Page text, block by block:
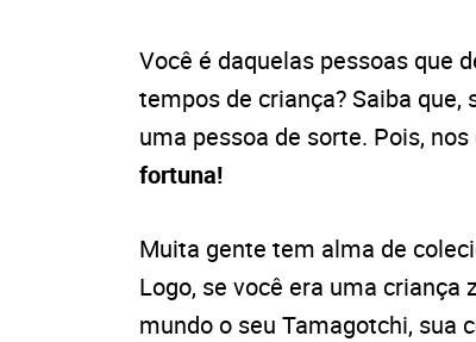
Você é daquelas pessoas que
tempos de criança? Saiba que,
uma pessoa de sorte. Pois,
fortuna!
Muita gente tem alma de
Logo, se você era uma criança
mundo o seu Tamagotchi, sua